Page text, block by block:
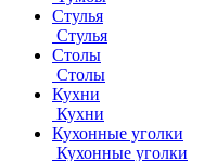
Стулья
Стулья
Столы
Столы
Кухни
Кухни
Кухонные уголки
Кухонные уголки